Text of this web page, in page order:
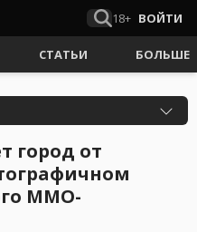
18+ ВОЙТИ
СТАТЬИ БОЛЬШЕ
город от
ММО-